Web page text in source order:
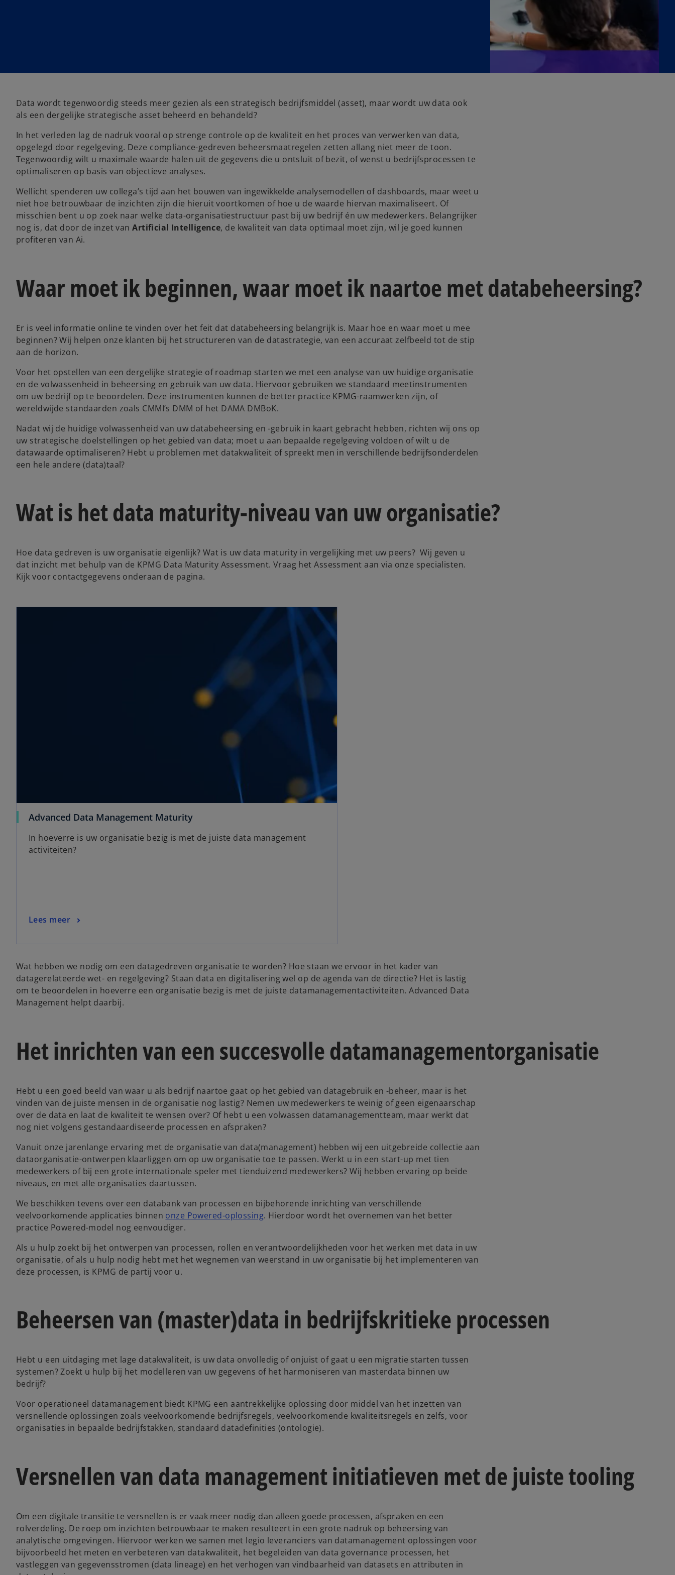
Data wordt tegenwoordig steeds meer gezien als een strategisch bedrijfsmiddel (asset), maar wordt uw data ook
als een dergelijke strategische asset beheerd en behandeld?
In het verleden lag de nadruk vooral op strenge controle op de kwaliteit en het proces van verwerken van data,
opgelegd door regelgeving. Deze compliance-gedreven beheersmaatregelen zetten allang niet meer de toon.
Tegenwoordig wilt u maximale waarde halen uit de gegevens die u ontsluit of bezit, of wenst u bedrijfsprocessen te
optimaliseren op basis van objectieve analyses.
Wellicht spenderen uw collega’s tijd aan het bouwen van ingewikkelde analysemodellen of dashboards, maar weet u
niet hoe betrouwbaar de inzichten zijn die hieruit voortkomen of hoe u de waarde hiervan maximaliseert. Of
misschien bent u op zoek naar welke data-organisatiestructuur past bij uw bedrijf én uw medewerkers. Belangrijker
nog is, dat door de inzet van Artificial Intelligence, de kwaliteit van data optimaal moet zijn, wil je goed kunnen
profiteren van Ai.
Waar moet ik beginnen, waar moet ik naartoe met databeheersing?
Er is veel informatie online te vinden over het feit dat databeheersing belangrijk is. Maar hoe en waar moet u mee
beginnen? Wij helpen onze klanten bij het structureren van de datastrategie, van een accuraat zelfbeeld tot de stip
aan de horizon.
Voor het opstellen van een dergelijke strategie of roadmap starten we met een analyse van uw huidige organisatie
en de volwassenheid in beheersing en gebruik van uw data. Hiervoor gebruiken we standaard ­meetinstrumenten
om uw bedrijf op te beoordelen. Deze instrumenten kunnen de better practice KPMG-raamwerken zijn, of
wereldwijde standaarden zoals CMMI’s DMM of het DAMA DMBoK.
Nadat wij de huidige volwassenheid van uw databeheersing en -gebruik in kaart gebracht hebben, richten wij ons op
uw strategische doelstellingen op het gebied van data; moet u aan bepaalde regelgeving voldoen of wilt u de
datawaarde optimaliseren? Hebt u problemen met datakwaliteit of spreekt men in verschillende bedrijfsonderdelen
een hele andere (data)taal?
Wat is het data maturity-niveau van uw organisatie?
Hoe data gedreven is uw organisatie eigenlijk? Wat is uw data maturity in vergelijking met uw peers? Wij geven u
dat inzicht met behulp van de KPMG Data Maturity Assessment. Vraag het Assessment aan via onze specialisten.
Kijk voor contactgegevens onderaan de pagina.
Advanced Data Management Maturityo
e
b
In hoeverre is uw organisatie bezig is met de juiste data management
activiteiten?
Lees meer
o
e
s
i
n
a
t
opens in a new tab
Wat hebben we nodig om een datagedreven organisatie te worden? Hoe staan we ervoor in het kader van
datagerelateerde wet- en regelgeving? Staan data en digitalisering wel op de agenda van de directie? Het is lastig
om te beoordelen in hoeverre een organisatie bezig is met de juiste datamanagementactiviteiten. Advanced Data
Management helpt daarbij.
Het inrichten van een succesvolle datamanagementorganisatie
Hebt u een goed beeld van waar u als bedrijf naartoe gaat op het gebied van datagebruik en -beheer, maar is het
vinden van de juiste mensen in de organisatie nog lastig? Nemen uw medewerkers te weinig of geen eigenaarschap
over de data en laat de kwaliteit te wensen over? Of hebt u een volwassen datamanagementteam, maar werkt dat
nog niet volgens gestandaardiseerde processen en afspraken?
Vanuit onze jarenlange ervaring met de organisatie van data(management) hebben wij een uitgebreide collectie aan
dataorganisatie-ontwerpen klaarliggen om op uw organisatie toe te passen. Werkt u in een start-up met tien
medewerkers of bij een grote internationale speler met tienduizend medewerkers? Wij hebben ervaring op beide
niveaus, en met alle organisaties daartussen.
We beschikken tevens over een databank van processen en bijbehorende inrichting van verschillende
veelvoorkomende applicaties binnen onze Powered-oplossing. Hierdoor wordt het overnemen van het better
practice Powered-model nog eenvoudiger.
Als u hulp zoekt bij het ontwerpen van processen, rollen en verantwoordelijkheden voor het werken met data in uw
organisatie, of als u hulp nodig hebt met het wegnemen van weerstand in uw organisatie bij het implementeren van
deze processen, is KPMG de partij voor u.
Beheersen van (master)data in bedrijfskritieke processen
Hebt u een uitdaging met lage datakwaliteit, is uw data onvolledig of onjuist of gaat u een migratie starten tussen
systemen? Zoekt u hulp bij het modelleren van uw gegevens of het harmoniseren van masterdata binnen uw
bedrijf?
Voor operationeel datamanagement biedt KPMG een aantrekkelijke oplossing door middel van het inzetten van
versnellende oplossingen zoals veelvoorkomende bedrijfsregels, veelvoorkomende kwaliteitsregels en zelfs, voor
organisaties in bepaalde bedrijfstakken, standaard datadefinities (ontologie).
Versnellen van data management initiatieven met de juiste tooling
Om een digitale transitie te versnellen is er vaak meer nodig dan alleen goede processen, afspraken en een
rolverdeling. De roep om inzichten betrouwbaar te maken resulteert in een grote nadruk op beheersing van
analytische omgevingen. Hiervoor werken we samen met legio leveranciers van datamanagement oplossingen voor
bijvoorbeeld het meten en verbeteren van datakwaliteit, het begeleiden van data governance processen, het
vastleggen van gegevensstromen (data lineage) en het verhogen van vindbaarheid van datasets en attributen in